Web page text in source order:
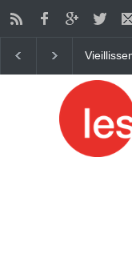
parviennent à